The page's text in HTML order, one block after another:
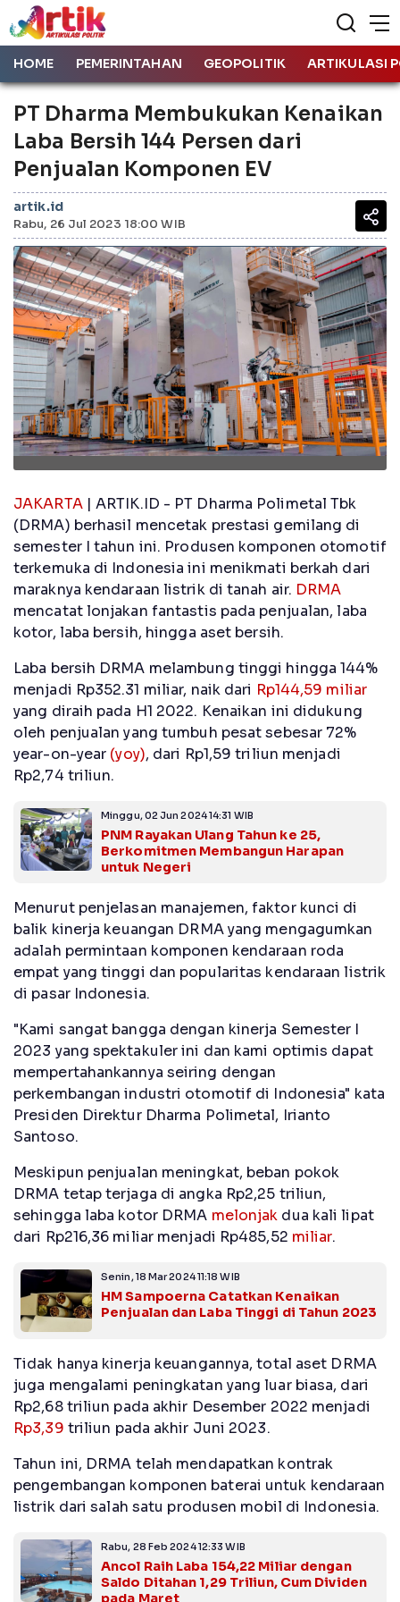
HOME PEMERINTAHAN GEOPOLITIK ARTIKULASI
PT Dharma Membukukan Kenaikan
Laba Bersih 144 Persen dari
Penjualan Komponen EV
artik.id
Rabu, 26 Jul 2023 18:00 WIB
JAKARTA| ARTIK.ID - PT Dharma Polimetal Tbk
(DRMA) berhasil mencetak prestasi gemilang di
semester I tahun ini. Produsen komponen otomotif
terkemuka di Indonesia ini menikmati berkah dari
maraknya kendaraan listrik di tanah air. DRMA
mencatat lonjakan fantastis pada penjualan, laba
kotor, laba bersih, hingga aset bersih.
Laba bersih DRMA melambung tinggi hingga 144%
menjadi Rp352.31 miliar, naik dari Rp144,59 miliar
yang diraih pada H1 2022. Kenaikan ini didukung
oleh penjualan yang tumbuh pesat sebesar 72%
year-on-year (yoy), dari Rp1,59 triliun menjadi
Rp2,74 triliun.
Minggu, 02 Jun 2024 14:31 WIB
PNM Rayakan Ulang Tahun ke 25,
Berkomitmen Membangun Harapan
untuk Negeri
Menurut penjelasan manajemen, faktor kunci di
balik kinerja keuangan DRMA yang mengagumkan
adalah permintaan komponen kendaraan roda
empat yang tinggi dan popularitas kendaraan listrik
di pasar Indonesia.
"Kami sangat bangga dengan kinerja Semester I
2023 yang spektakuler ini dan kami optimis dapat
mempertahankannya seiring dengan
perkembangan industri otomotif di Indonesia" kata
Presiden Direktur Dharma Polimetal, Irianto
Santoso.
Meskipun penjualan meningkat, beban pokok
DRMA tetap terjaga di angka Rp2,25 triliun,
sehingga laba kotor DRMA melonjak dua kali lipat
dari Rp216,36 miliar menjadi Rp485,52 miliar.
Senin, 18 Mar 2024 11:18 WIB
HM Sampoerna Catatkan Kenaikan
Penjualan dan Laba Tinggi di Tahun 2023
Tidak hanya kinerja keuangannya, total aset DRMA
juga mengalami peningkatan yang luar biasa, dari
Rp2,68 triliun pada akhir Desember 2022 menjadi
Rp3,39 triliun pada akhir Juni 2023.
Tahun ini, DRMA telah mendapatkan kontrak
pengembangan komponen baterai untuk kendaraan
listrik dari salah satu produsen mobil di Indonesia.
Rabu, 28 Feb 2024 12:33 WIB
Ancol Raih Laba 154,22 Miliar dengan
Saldo Ditahan 1,29 Triliun, Cum Dividen